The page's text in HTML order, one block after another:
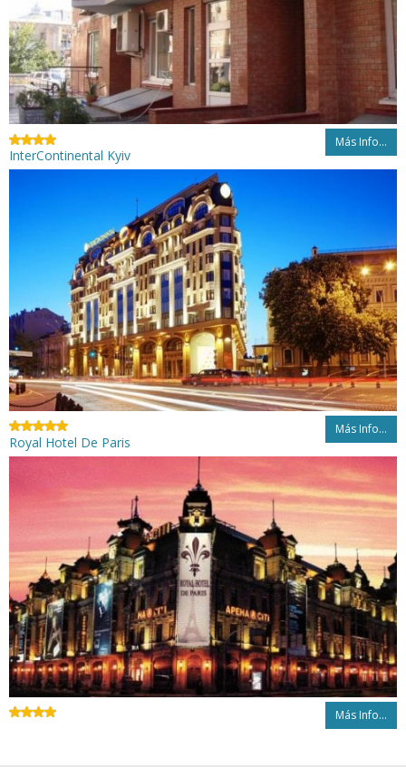
Más Info...
InterContinental Kyiv
Más Info...
Royal Hotel De Paris
Más Info...